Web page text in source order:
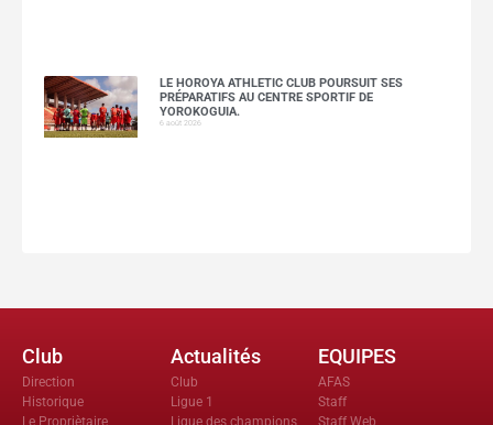
LE HOROYA ATHLETIC CLUB POURSUIT SES
PRÉPARATIFS AU CENTRE SPORTIF DE
YOROKOGUIA.
6 août 2026
Club
Direction
Historique
Le Propriètaire
Actualités
Club
Ligue 1
Ligue des champions
EQUIPES
AFAS
Staff
Staff Web